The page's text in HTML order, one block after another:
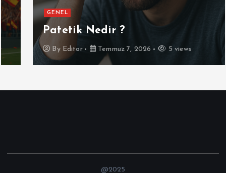
Patetik Nedir ?
By Editor Temmuz 7, 2026 5 views
@2025